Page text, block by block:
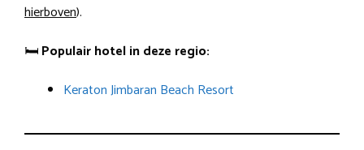
hierboven).
🛏️Populair hotel in deze regio:
Keraton Jimbaran Beach Resort